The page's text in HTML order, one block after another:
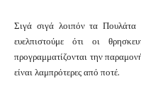
Σιγά σιγά λοιπόν τα Πουλάτα
ευελπιστούμε ότι οι
προγραμματίζονται την
είναι λαμπρότερες από ποτέ.